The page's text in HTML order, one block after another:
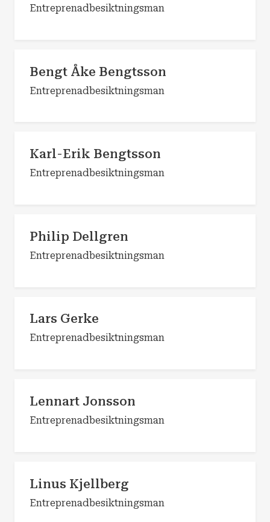
Entreprenadbesiktningsman
Bengt Åke Bengtsson
Entreprenadbesiktningsman
Karl-Erik Bengtsson
Entreprenadbesiktningsman
Philip Dellgren
Entreprenadbesiktningsman
Lars Gerke
Entreprenadbesiktningsman
Lennart Jonsson
Entreprenadbesiktningsman
Linus Kjellberg
Entreprenadbesiktningsman